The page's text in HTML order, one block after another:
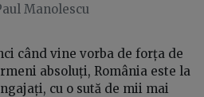
Manolescu
când vine vorba de forța de
absoluți, România este la
cu o sută de mii mai